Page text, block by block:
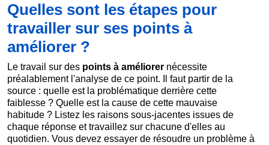
Quelles sont les étapes pour
travailler sur ses points à
améliorer ?
Le travail sur des points à améliorer nécessite
préalablement l'analyse de ce point. Il faut partir de la
source : quelle est la problématique derrière cette
faiblesse ? Quelle est la cause de cette mauvaise
habitude ? Listez les raisons sous-jacentes issues de
chaque réponse et travaillez sur chacune d'elles au
quotidien. Vous devez essayer de résoudre un problème à